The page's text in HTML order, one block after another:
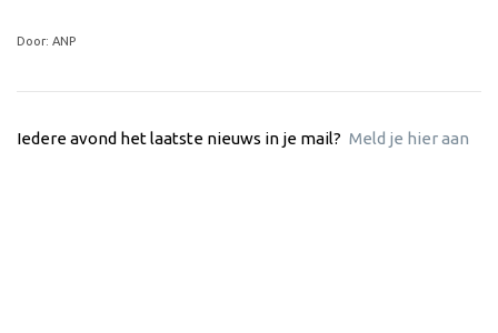
Door: ANP
Iedere avond het laatste nieuws in je mail? Meld je hier aan